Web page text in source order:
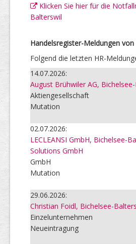
Klicken Sie hier für die
Balterswil
Handelsregister-Meldungen
Folgend die letzten HR-
14.07.2026:
August Brühwiler AG,
Aktiengesellschaft
Mutation
02.07.2026:
LECLEANSI GmbH, Bichelsee-
Solutions GmbH
GmbH
Mutation
29.06.2026:
Christian Foidl, Bichelsee-
Einzelunternehmen
Neueintragung